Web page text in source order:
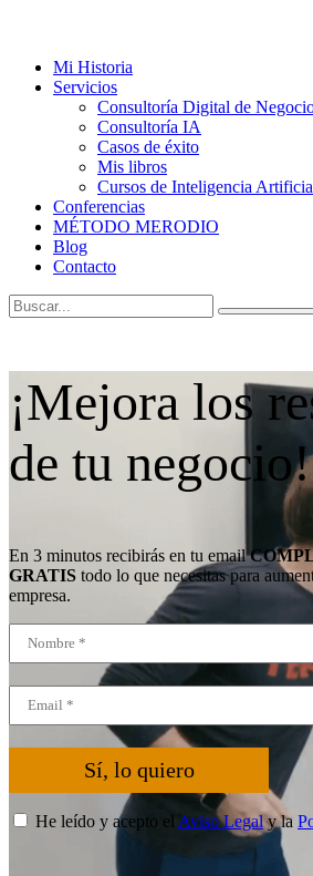
Mi Historia
Servicios
Consultoría Digital de
Consultoría IA
Casos de éxito
Mis libros
Cursos de Inteligencia
Conferencias
MÉTODO MERODIO
Blog
Contacto
¡Mejora los
de tu negocio!
En 3 minutos recibirás en tu email
GRATIS todo lo que necesitas para
empresa.
Sí, lo quiero
He leído y acepto el Aviso Legaly la